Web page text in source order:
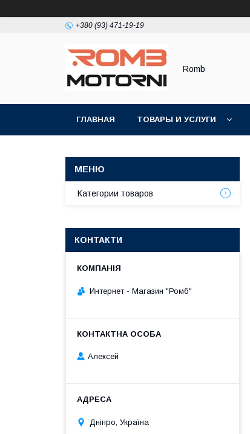
+380 (93) 471-19-19
Romb
ГЛАВНАЯ ТОВАРЫ И УСЛУГИ
Категории товаров
КОНТАКТИ
Интернет - Магазин "Ромб"
Алексей
Дніпро, Україна